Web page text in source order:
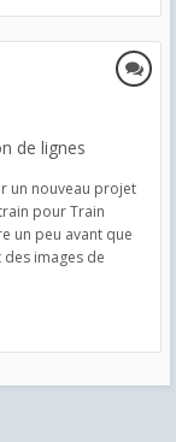
de lignes
un nouveau projet
pour Train
un peu avant que
images de